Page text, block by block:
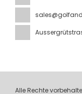
Alle Rechte